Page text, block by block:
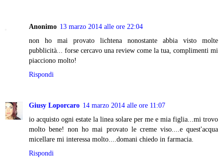
Anonimo 13 marzo 2014 alle ore 22:04
non ho mai provato lichtena nonostante abbia visto molte
pubblicità... forse cercavo una review come la tua, complimenti mi
piacciono molto!
Rispondi
Giusy Loporcaro 14 marzo 2014 alle ore 11:07
io acquisto ogni estate la linea solare per me e mia figlia...mi trovo
molto bene! non ho mai provato le creme viso....e quest'acqua
micellare mi interessa molto....domani chiedo in farmacia.
Rispondi